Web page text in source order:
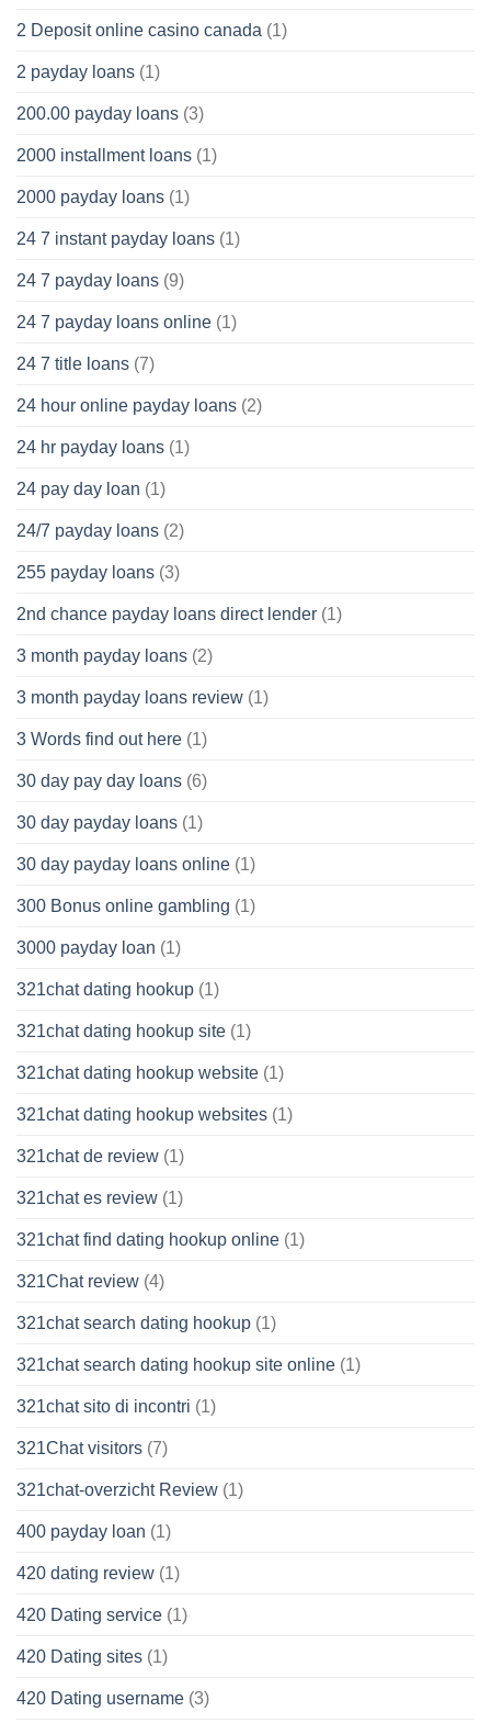
2 Deposit online casino canada (1)
2 payday loans (1)
200.00 payday loans (3)
2000 installment loans (1)
2000 payday loans (1)
24 7 instant payday loans (1)
24 7 payday loans (9)
24 7 payday loans online (1)
24 7 title loans (7)
24 hour online payday loans (2)
24 hr payday loans (1)
24 pay day loan (1)
24/7 payday loans (2)
255 payday loans (3)
2nd chance payday loans direct lender (1)
3 month payday loans (2)
3 month payday loans review (1)
3 Words find out here (1)
30 day pay day loans (6)
30 day payday loans (1)
30 day payday loans online (1)
300 Bonus online gambling (1)
3000 payday loan (1)
321chat dating hookup (1)
321chat dating hookup site (1)
321chat dating hookup website (1)
321chat dating hookup websites (1)
321chat de review (1)
321chat es review (1)
321chat find dating hookup online (1)
321Chat review (4)
321chat search dating hookup (1)
321chat search dating hookup site online (1)
321chat sito di incontri (1)
321Chat visitors (7)
321chat-overzicht Review (1)
400 payday loan (1)
420 dating review (1)
420 Dating service (1)
420 Dating sites (1)
420 Dating username (3)